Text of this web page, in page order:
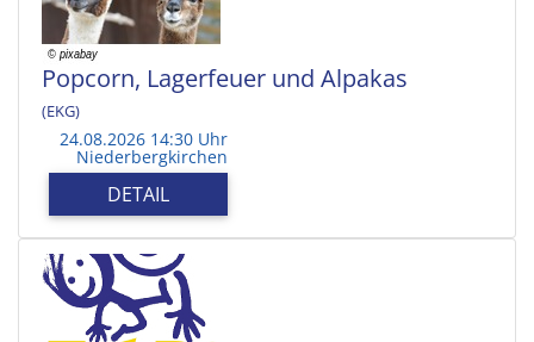
Popcorn, Lagerfeuer und Alpakas
(EKG)
24.08.2026 14:30 Uhr
Niederbergkirchen
DETAIL